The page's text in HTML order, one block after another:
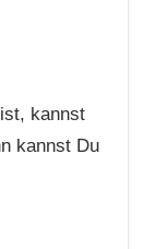
kannst
kannst Du